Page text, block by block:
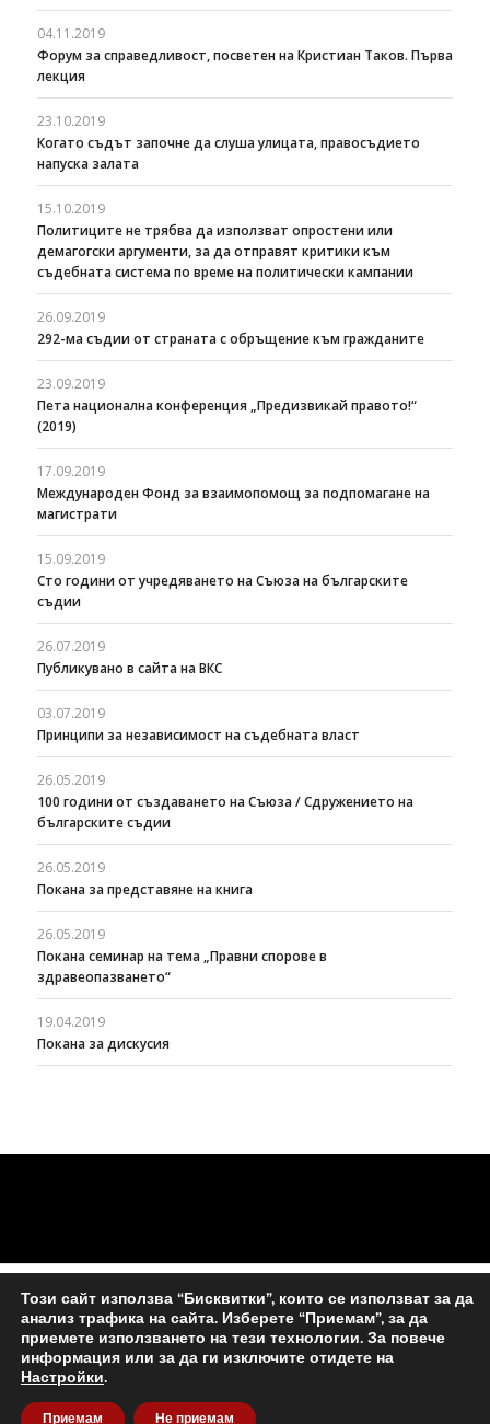
04.11.2019
Форум за справедливост, посветен на Кристиан Таков. Първа
лекция
23.10.2019
Когато съдът започне да слуша улицата, правосъдието
напуска залата
15.10.2019
Политиците не трябва да използват опростени или
демагогски аргументи, за да отправят критики към
съдебната система по време на политически кампании
26.09.2019
292-ма съдии от страната с обръщение към гражданите
23.09.2019
Пета национална конференция „Предизвикай правото!“
(2019)
17.09.2019
Международен Фонд за взаимопомощ за подпомагане на
магистрати
15.09.2019
Сто години от учредяването на Съюза на българските
съдии
26.07.2019
Публикувано в сайта на ВКС
03.07.2019
Принципи за независимост на съдебната власт
26.05.2019
100 години от създаването на Съюза / Сдружението на
българските съдии
26.05.2019
Покана за представяне на книга
26.05.2019
Покана семинар на тема „Правни спорове в
здравеопазването“
19.04.2019
Покана за дискусия
© Copyright - Съюз на съдиите в България -
Този сайт използва “Бисквитки”, които се използват за да
анализ трафика на сайта. Изберете “Приемам”, за да
приемете използването на тези технологии. За повече
информация или за да ги изключите отидете на
Настройки.
Приемам Не приемам